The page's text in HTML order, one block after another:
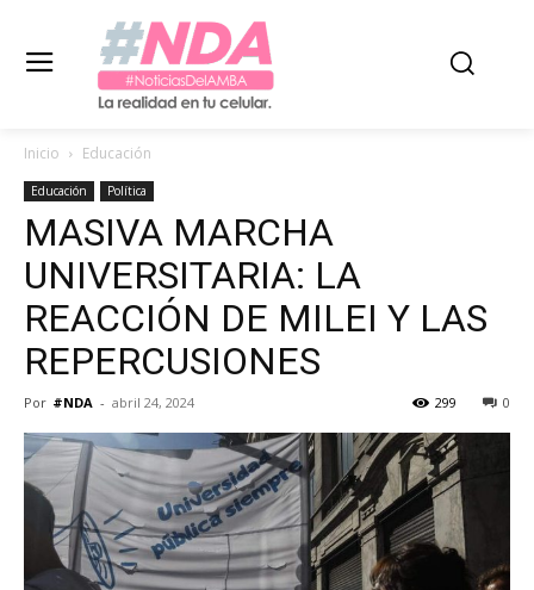
Inicio Educación
Educación Política
MASIVA MARCHA
UNIVERSITARIA: LA
REACCIÓN DE MILEI Y LAS
REPERCUSIONES
Por #NDA - abril 24, 2024 0
299